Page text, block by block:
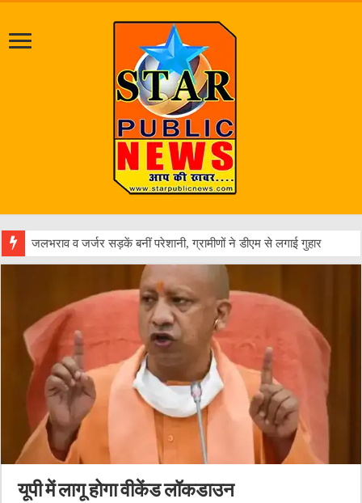
एक वारंटी
यूपी में लागू होगा वीकेंड लॉकडाउन